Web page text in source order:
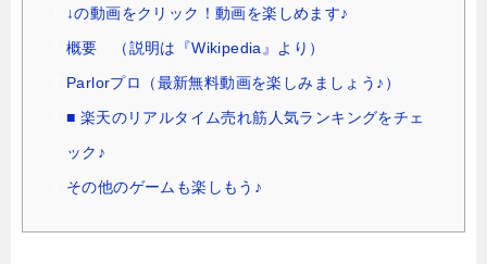
↓の動画をクリック！動画を楽しめます♪
概要 （説明は『Wikipedia』より）
Parlorプロ（最新無料動画を楽しみましょう♪）
■ 楽天のリアルタイム売れ筋人気ランキングをチェ
ック♪
その他のゲームも楽しもう♪